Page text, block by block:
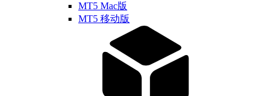
MT5 Mac版
MT5 移动版